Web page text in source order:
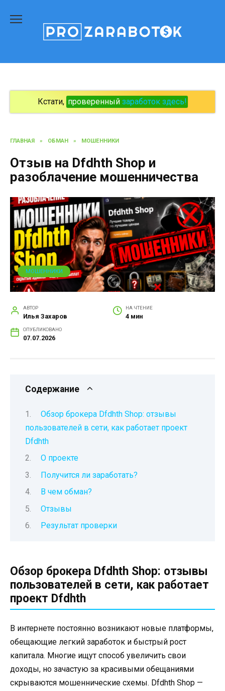
содержанию
Кстати, проверенный заработок здесь!
ГЛАВНАЯ » ОБМАН » МОШЕННИКИ
Отзыв на Dfdhth Shop и
разоблачение мошенничества
МОШЕННИКИ
АВТОР
Илья Захаров
НА ЧТЕНИЕ
4 мин
ОПУБЛИКОВАНО
07.07.2026
Содержание
Обзор брокера Dfdhth Shop: отзывы
пользователей в сети, как работает проект
Dfdhth
О проекте
Получится ли заработать?
В чем обман?
Отзывы
Результат проверки
Обзор брокера Dfdhth Shop: отзывы
пользователей в сети, как работает
проект Dfdhth
В интернете постоянно возникают новые платформы,
обещающие легкий заработок и быстрый рост
капитала. Многие ищут способ увеличить свои
доходы, но зачастую за красивыми обещаниями
скрываются мошеннические схемы. Dfdhth Shop —